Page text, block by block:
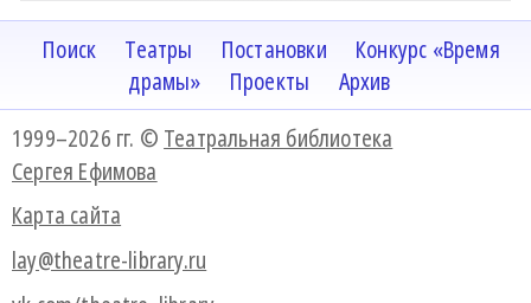
Поиск Театры Постановки
Конкурс «Время
драмы»
Проекты
Архив
1999–2026 гг. © Театральная библиотека
Сергея Ефимова
Карта сайта
lay@theatre-library.ru